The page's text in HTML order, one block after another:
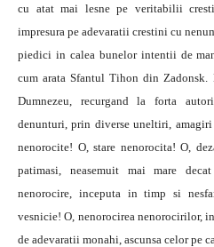
cu atat mai lesne pe veritabilii
impresura pe adevaratii crestini cu
piedici in calea bunelor intentii de
cum arata Sfantul Tihon din
Dumnezeu, recurgand la forta
denunturi, prin diverse uneltiri,
nenorocite! O, stare nenorocita! O,
patimasi, neasemuit mai mare
nenorocire, inceputa in timp si
vesnicie! O, nenorocirea nenorocirilor,
de adevaratii monahi, ascunsa celor pe